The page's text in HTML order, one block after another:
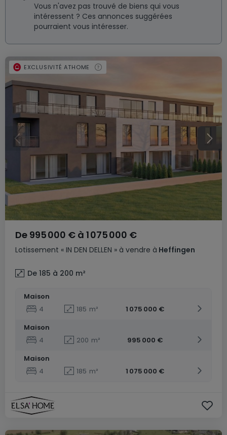
Vous n'avez pas trouvé de biens qui vous
intéressent ? Ces annonces suggérées
pourraient vous intéresser.
Lotissement « IN DEN DELLEN » à vendre à Heffingen
De 995 000 € à 1 075 000 €
De 185 à 200 m²
EXCLUSIVITÉ ATHOME
Maison
4
185 m²
1 075 000 €
Maison
4
200 m²
995 000 €
Maison
4
185 m² 1 075 000 €